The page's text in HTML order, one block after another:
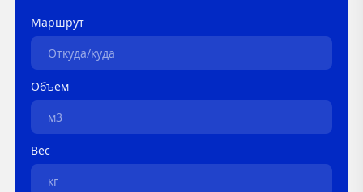
Маршрут
Объем
Вес